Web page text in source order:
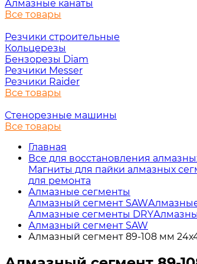
Алмазные канаты
Все товары
Резчики строительные
Кольцерезы
Бензорезы Diam
Резчики Messer
Резчики Raider
Все товары
Стенорезные машины
Все товары
Главная
Все для восстановления
Магниты для пайки алмазных
для ремонта
Алмазные сегменты
Алмазный сегмент SAW
Алмазные сегменты DRY
Алмазный сегмент SAW
Алмазный сегмент 89-108 мм